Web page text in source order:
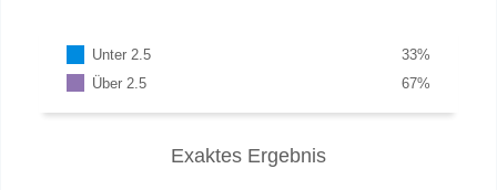
Unter 2.5 %
33
Über 2.5
%
67
Exaktes Ergebnis